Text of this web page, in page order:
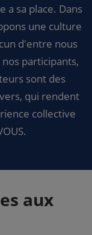
a sa place. Dans
une culture
d'entre nous
participants,
sont des
qui rendent
collective
aux